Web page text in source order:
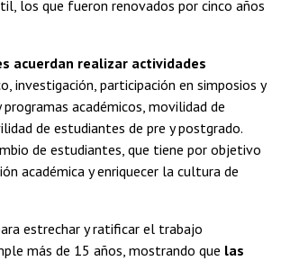
los que fueron renovados por cinco años
acuerdan realizar actividades
investigación, participación en simposios y
académicos, movilidad de
de estudiantes de pre y postgrado.
de estudiantes, que tiene por objetivo
académica y enriquecer la cultura de
estrechar y ratificar el trabajo
más de 15 años, mostrando que las